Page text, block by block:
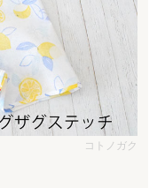
コトノガク